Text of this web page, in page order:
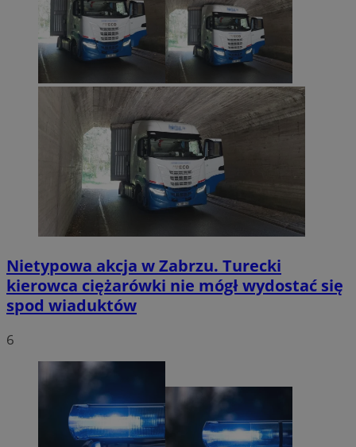
Nietypowa akcja w Zabrzu. Turecki
kierowca ciężarówki nie mógł wydostać się
spod wiaduktów
6